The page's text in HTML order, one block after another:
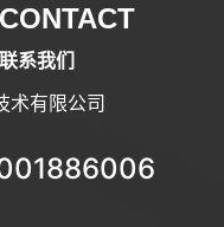
CONTACT
联系我们
术有限公司